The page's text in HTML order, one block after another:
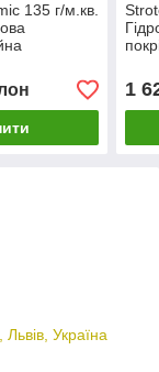
135 г/м.кв.
1
Україна